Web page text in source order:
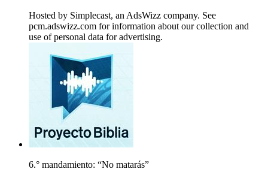
Hosted by Simplecast, an AdsWizz company. See
pcm.adswizz.com for information about our collection and
use of personal data for advertising.
6.° mandamiento: “No matarás”